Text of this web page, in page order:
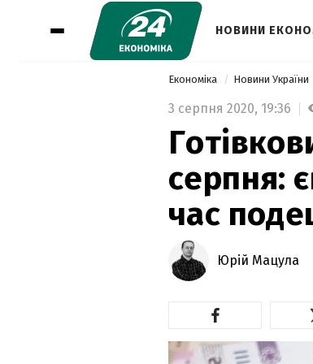
НОВИНИ
Економіка Новини України
3 серпня 2020, 19:36
серпня:
час
Юрій Мацула